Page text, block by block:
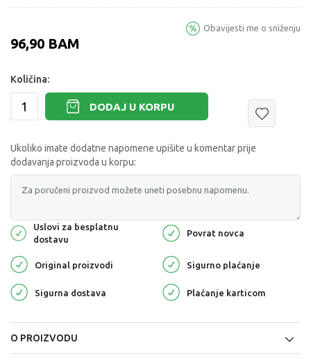
96,90 BAM
Obavijesti me o sniženju
Količina:
DODAJ U KORPU
Ukoliko imate dodatne napomene upišite u komentar prije
dodavanja proizvoda u korpu:
Uslovi za besplatnu
dostavu
Povrat novca
Original proizvodi Sigurno plaćanje
Sigurna dostava Plaćanje karticom
O PROIZVODU